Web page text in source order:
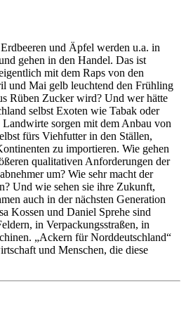
und Äpfel werden u.a. in
gehen in den Handel. Das ist
mit dem Raps von den
und Mai gelb leuchtend den Frühling
Rüben Zucker wird? Und wer hätte
selbst Exoten wie Tabak oder
sorgen mit dem Anbau von
fürs Viehfutter in den Ställen,
zu importieren. Wie gehen
qualitativen Anforderungen der
um? Wie sehr macht der
Und wie sehen sie ihre Zukunft,
auch in der nächsten Generation
Kossen und Daniel Sprehe sind
in Verpackungsstraßen, in
„Ackern für Norddeutschland“
und Menschen, die diese